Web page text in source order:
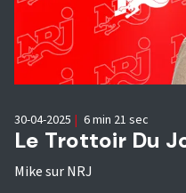
Le Trottoir Du
Mike sur NRJ
30-04-2025 | 6 min 21 sec